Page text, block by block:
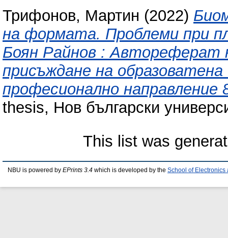
Трифонов, Мартин (2022)
на формата. Проблеми при
Боян Райнов : Автореферат
присъждане на
професионално направление
thesis, Нов български
This list was
NBU is powered by EPrints 3.4 which is developed by the School of Electronics